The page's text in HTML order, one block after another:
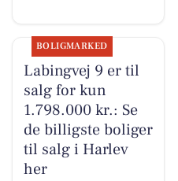
BOLIGMARKED
Labingvej 9 er til
salg for kun
1.798.000 kr.: Se
de billigste boliger
til salg i Harlev
her